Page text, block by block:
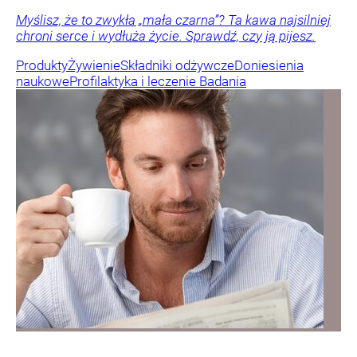
Myślisz, że to zwykła „mała czarna”? Ta kawa najsilniej
chroni serce i wydłuża życie. Sprawdź, czy ją pijesz.
ProduktyŻywienieSkładniki odżywczeDoniesienia
naukoweProfilaktyka i leczenie Badania